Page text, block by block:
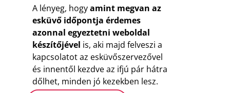
A lényeg, hogyamint megvan az
esküvő időpontja érdemes
azonnal egyeztetni weboldal
készítőjével is, aki majd felveszi a
kapcsolatot az esküvőszervezővel
és innentől kezdve az ifjú pár hátra
dőlhet, minden jó kezekben lesz.